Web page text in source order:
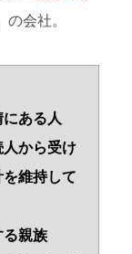
会社。
ある人
から受け
維持して
親族